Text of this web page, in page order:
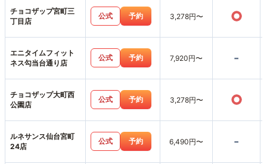
チョコザップ宮町三
丁目店
公式 予約 3,278円〜 ○
エニタイムフィット
ネス勾当台通り店
公式 予約 7,920円〜 -
チョコザップ大町西
公園店
公式 予約 3,278円〜 ○
ルネサンス仙台宮町
24店
公式 予約 6,490円〜 -